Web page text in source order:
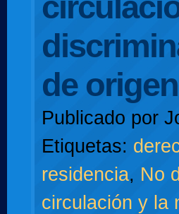
de origen
Publicado por
Etiquetas:
residencia, No
circulación y la